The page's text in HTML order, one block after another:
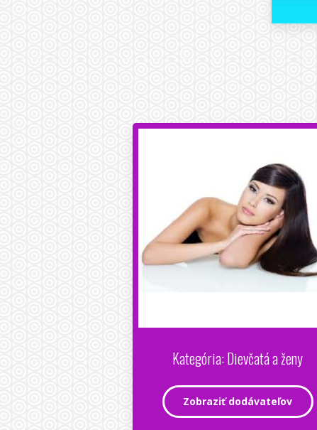
Kategória: Dievčatá a ženy
Zobraziť dodávateľov